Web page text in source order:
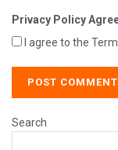
Privacy Policy
I agree to the
Search